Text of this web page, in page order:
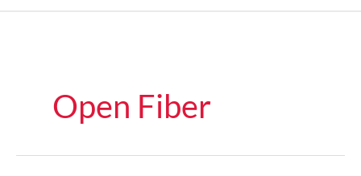
Open Fiber